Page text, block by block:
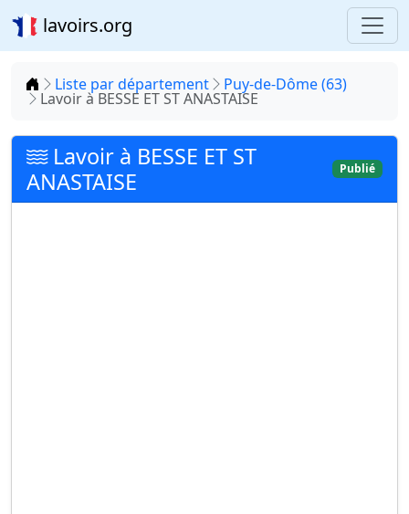
lavoirs.org
Accueil
Liste par département Puy-de-Dôme (63)
Lavoir à BESSE ET ST ANASTAISE
Lavoir à BESSE ET ST
ANASTAISE
Publié